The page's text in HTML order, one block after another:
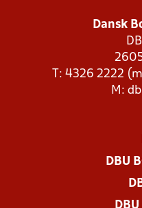
Dansk
T: 4326 2222
M:
DBU